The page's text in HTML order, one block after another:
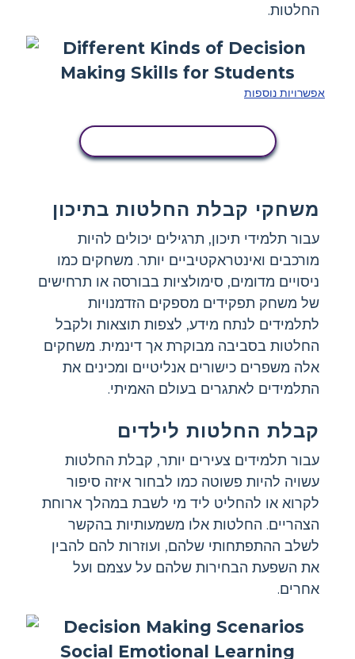
החלטות.
אפשרויות נוספות
משחקי קבלת החלטות בתיכון
עבור תלמידי תיכון, תרגילים יכולים להיות
מורכבים ואינטראקטיביים יותר. משחקים כמו
ניסויים מדומים, סימולציות בבורסה או תרחישים
של משחק תפקידים מספקים הזדמנויות
לתלמידים לנתח מידע, לצפות תוצאות ולקבל
החלטות בסביבה מבוקרת אך דינמית. משחקים
אלה משפרים כישורים אנליטיים ומכינים את
התלמידים לאתגרים בעולם האמיתי.
קבלת החלטות לילדים
עבור תלמידים צעירים יותר, קבלת החלטות
עשויה להיות פשוטה כמו לבחור איזה סיפור
לקרוא או להחליט ליד מי לשבת במהלך ארוחת
הצהריים. החלטות אלו משמעותיות בהקשר
לשלב ההתפתחותי שלהם, ועוזרות להם להבין
את השפעת הבחירות שלהם על עצמם ועל
אחרים.